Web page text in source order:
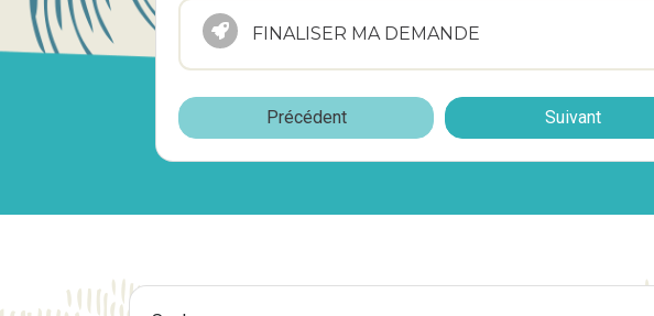
FINALISER MA DEMANDE
Précédent Suivant